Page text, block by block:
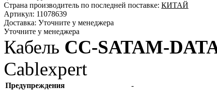
Страна производитель по последней поставке: КИТАЙ
Артикул: 11078639
Доставка: Уточните у менеджера
Уточните у менеджера
Кабель CC-SATAM-
Cablexpert
Предупреждения
-